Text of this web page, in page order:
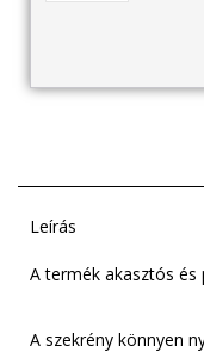
Leírás
A termék akasztós
A szekrény könnyen